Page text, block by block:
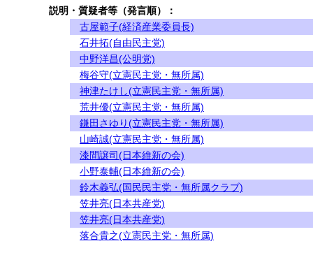
説明・質疑者等（発言順）：
古屋範子(経済産業委員長)
石井拓(自由民主党)
中野洋昌(公明党)
梅谷守(立憲民主党・無所属)
神津たけし(立憲民主党・無所属)
荒井優(立憲民主党・無所属)
鎌田さゆり(立憲民主党・無所属)
山崎誠(立憲民主党・無所属)
漆間譲司(日本維新の会)
小野泰輔(日本維新の会)
鈴木義弘(国民民主党・無所属クラブ)
笠井亮(日本共産党)
笠井亮(日本共産党)
落合貴之(立憲民主党・無所属)